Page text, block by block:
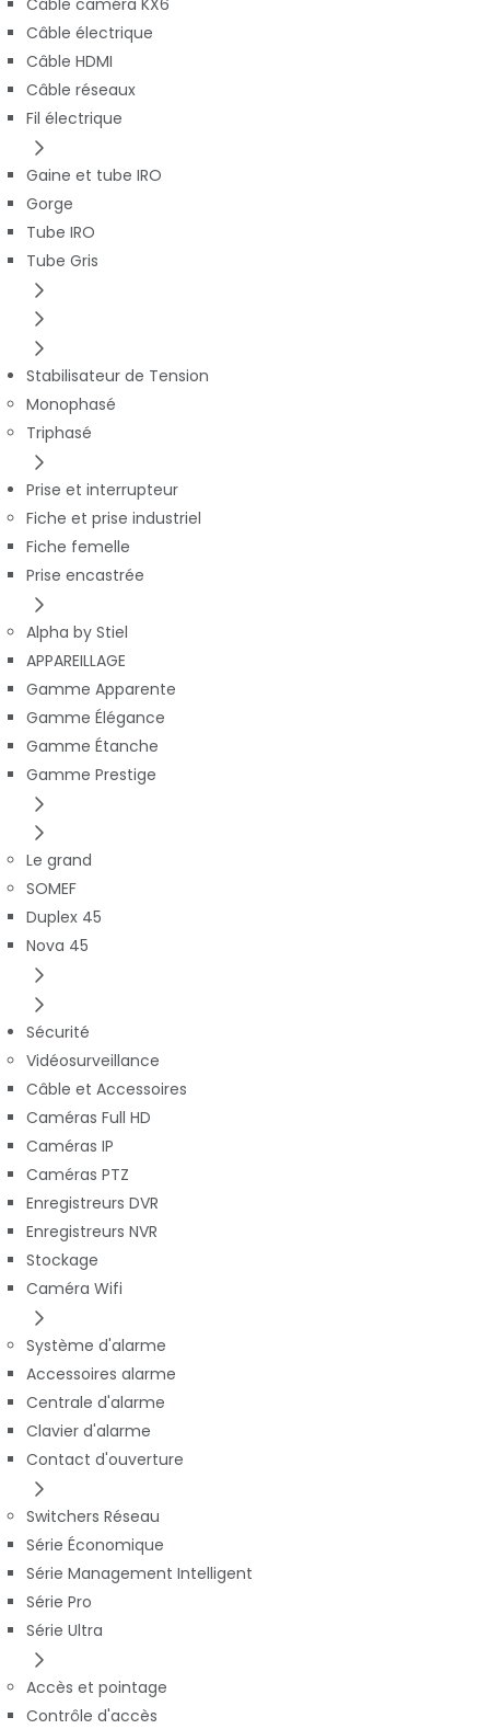
Câble électrique
Câble HDMI
Câble réseaux
Fil électrique
Gaine et tube IRO
Gorge
Tube IRO
Tube Gris
Stabilisateur de Tension
Monophasé
Triphasé
Prise et interrupteur
Fiche et prise industriel
Fiche femelle
Prise encastrée
Alpha by Stiel
APPAREILLAGE
Gamme Apparente
Gamme Élégance
Gamme Étanche
Gamme Prestige
Le grand
SOMEF
Duplex 45
Nova 45
Sécurité
Vidéosurveillance
Câble et Accessoires
Caméras Full HD
Caméras IP
Caméras PTZ
Enregistreurs DVR
Enregistreurs NVR
Stockage
Caméra Wifi
Système d'alarme
Accessoires alarme
Centrale d'alarme
Clavier d'alarme
Contact d'ouverture
Switchers Réseau
Série Économique
Série Management Intelligent
Série Pro
Série Ultra
Accès et pointage
Contrôle d'accès